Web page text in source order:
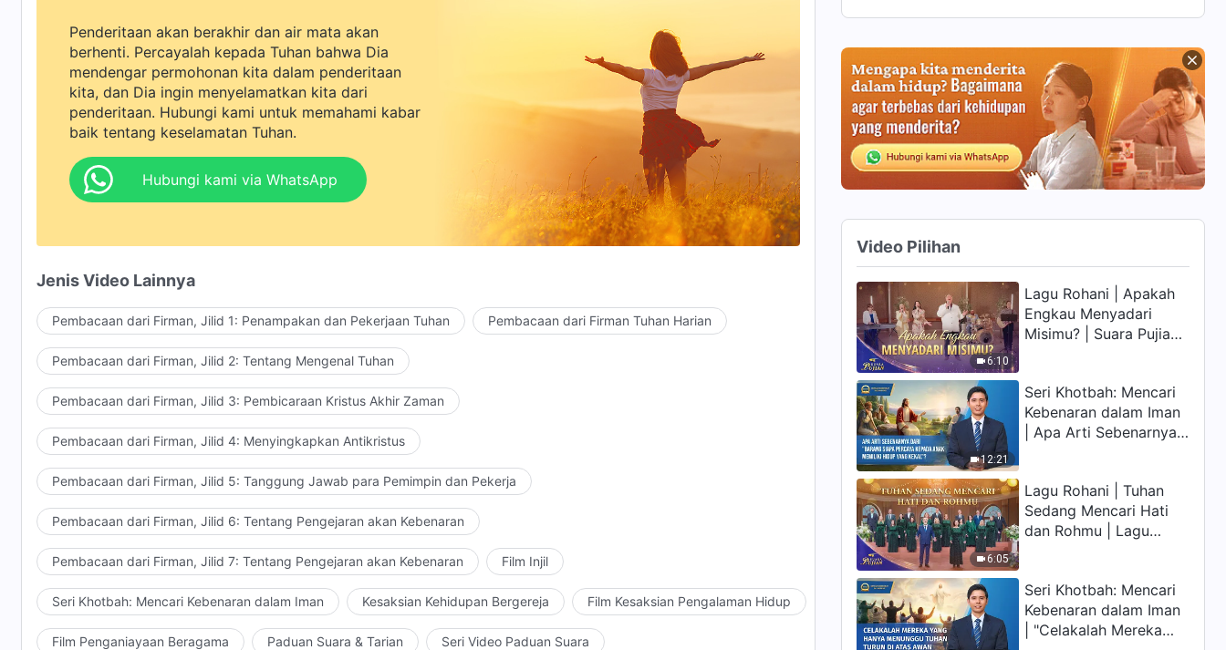
Penderitaan akan berakhir dan air mata akan
berhenti. Percayalah kepada Tuhan bahwa Dia
mendengar permohonan kita dalam penderitaan
kita, dan Dia ingin menyelamatkan kita dari
penderitaan. Hubungi kami untuk memahami kabar
baik tentang keselamatan Tuhan.
Hubungi kami via WhatsApp
Jenis Video Lainnya
Pembacaan dari Firman, Jilid 1: Penampakan dan Pekerjaan Tuhan Pembacaan dari Firman Tuhan Harian
Pembacaan dari Firman, Jilid 2: Tentang Mengenal Tuhan
Pembacaan dari Firman, Jilid 3: Pembicaraan Kristus Akhir Zaman
Pembacaan dari Firman, Jilid 4: Menyingkapkan Antikristus
Pembacaan dari Firman, Jilid 5: Tanggung Jawab para Pemimpin dan Pekerja
Pembacaan dari Firman, Jilid 6: Tentang Pengejaran akan Kebenaran
Pembacaan dari Firman, Jilid 7: Tentang Pengejaran akan Kebenaran Film Injil
Seri Khotbah: Mencari Kebenaran dalam Iman Kesaksian Kehidupan Bergereja Film Kesaksian Pengalaman Hidup
Film Penganiayaan Beragama Paduan Suara & Tarian Seri Video Paduan Suara
Video Pilihan
6:10
Lagu Rohani | Apakah
Engkau Menyadari
Misimu? | Suara Pujian
12:21
Seri Khotbah: Mencari
Kebenaran dalam Iman
| Apa Arti Sebenarnya
memiliki hidup yang
kekal"?
6:05
Lagu Rohani | Tuhan
Sedang Mencari Hati
dan Rohmu | Lagu
Seri Khotbah: Mencari
Kebenaran dalam Iman
| "Celakalah Mereka